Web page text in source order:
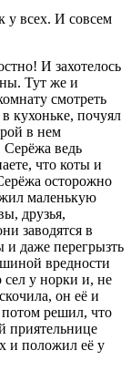
у всех. И совсем
И захотелось
Тут же и
смотреть
кухоньке, почуял
в нем
ведь
что коты и
осторожно
маленькую
друзья,
заводятся в
и даже перегрызть
вредности
сел у норки и, не
он её и
решил, что
приятельнице
и положил её у